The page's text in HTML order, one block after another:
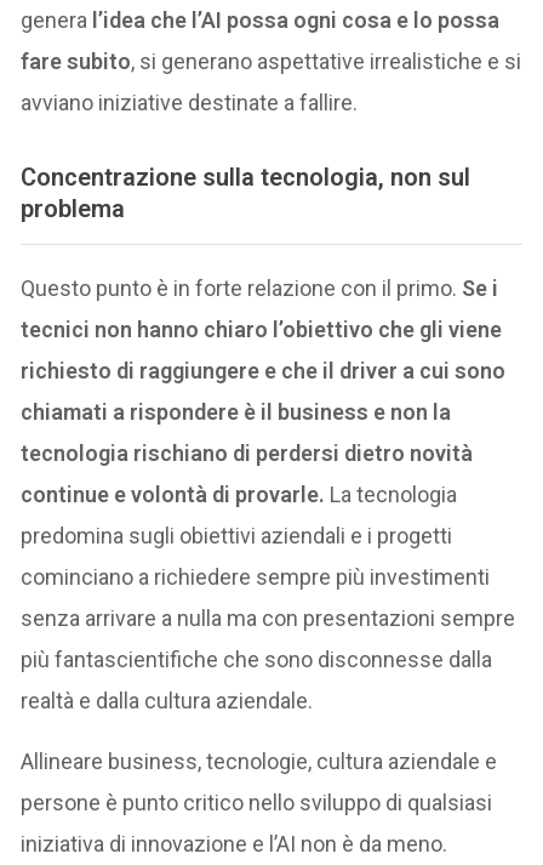
genera l’idea che l’AI possa ogni cosa e lo possa
fare subito, si generano aspettative irrealistiche e si
avviano iniziative destinate a fallire.
Concentrazione sulla tecnologia, non sul
problema
Questo punto è in forte relazione con il primo. Se i
tecnici non hanno chiaro l’obiettivo che gli viene
richiesto di raggiungere e che il driver a cui sono
chiamati a rispondere è il business e non la
tecnologia rischiano di perdersi dietro novità
continue e volontà di provarle. La tecnologia
predomina sugli obiettivi aziendali e i progetti
cominciano a richiedere sempre più investimenti
senza arrivare a nulla ma con presentazioni sempre
più fantascientifiche che sono disconnesse dalla
realtà e dalla cultura aziendale.
Allineare business, tecnologie, cultura aziendale e
persone è punto critico nello sviluppo di qualsiasi
iniziativa di innovazione e l’AI non è da meno.